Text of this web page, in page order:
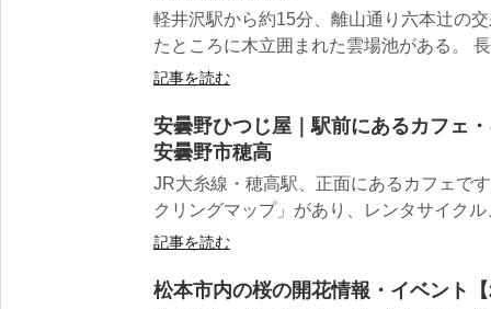
軽井沢駅から約15分、離山通り六本辻の
たところに木立囲まれた雲場池がある。
記事を読む
安曇野ひつじ屋｜駅前にあるカフェ
安曇野市穂高
JR大糸線・穂高駅、正面にあるカフェで
クリングマップ」があり、レンタサイク
記事を読む
松本市内の桜の開花情報・イベント